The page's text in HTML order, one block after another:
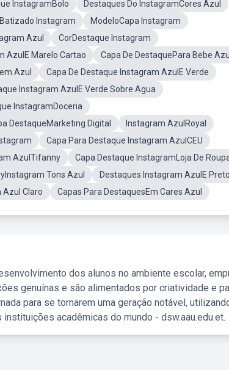
InstagramBolo
Destaques Do InstagramCores Azul
Instagram
ModeloCapa Instagram
Azul
CorDestaque Instagram
AzulE Marelo Cartao
Capa De DestaquePara Bebe Azul
Azul
Capa De Destaque Instagram AzulE Verde
Instagram AzulE Verde Sobre Agua
InstagramDoceria
DestaqueMarketing Digital
Instagram AzulRoyal
Capa Para Destaque Instagram AzulCEU
AzulTifanny
Capa Destaque InstagramLoja De
Tons Azul
Destaques Instagram AzulE
Azul Claro Capas Para DestaquesEm Cares Azul
dos alunos no ambiente escolar,
genuínas e são alimentados por criatividade e
para se tornarem uma geração notável,
acadêmicas do mundo - dsw.aau.edu.et.